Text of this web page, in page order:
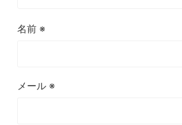
名前 ※
メール ※